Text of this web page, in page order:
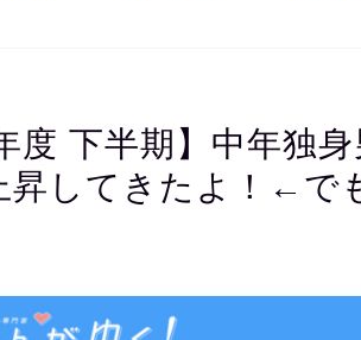
度 下半期】中年独
昇してきたよ！←で